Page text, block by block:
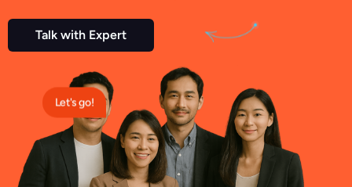
Talk with Expert
Let's go!